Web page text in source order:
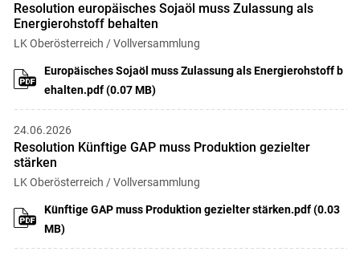
Resolution europäisches Sojaöl muss Zulassung als
Energierohstoff behalten
LK Oberösterreich / Vollversammlung
Europäisches Sojaöl muss Zulassung als Energierohstoff b
ehalten.pdf (0.07 MB)
Resolution Künftige GAP muss Produktion gezielter
stärken
LK Oberösterreich / Vollversammlung
Künftige GAP muss Produktion gezielter stärken.pdf (0.03
MB)
24.06.2026